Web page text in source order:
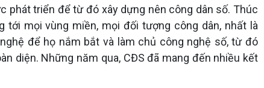
phát triển để từ đó xây dựng nên công dân số. Thúc
tới mọi vùng miền, mọi đối tượng công dân, nhất là
để họ nắm bắt và làm chủ công nghệ số, từ đó
diện. Những năm qua, CĐS đã mang đến nhiều kết